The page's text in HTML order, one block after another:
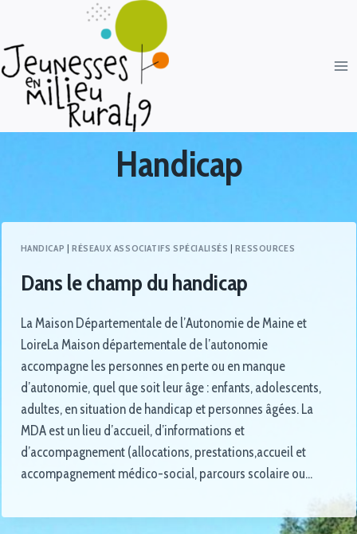
Handicap
HANDICAP |RÉSEAUX ASSOCIATIFS SPÉCIALISÉS |RESSOURCES
Dans le champ du handicap
La Maison Départementale de l’Autonomie de Maine et
LoireLa Maison départementale de l’autonomie
accompagne les personnes en perte ou en manque
d’autonomie, quel que soit leur âge : enfants, adolescents,
adultes, en situation de handicap et personnes âgées. La
MDA est un lieu d’accueil, d’informations et
d’accompagnement (allocations, prestations,accueil et
accompagnement médico-social, parcours scolaire ou…